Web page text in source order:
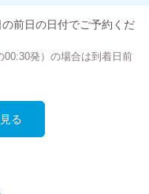
前日の日付でご予約くだ
00:30発）の場合は到着日前
る